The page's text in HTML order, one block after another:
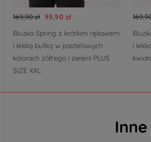
169,90 zł 99,90 zł
Bluzka Spring z krótkim rękawem
i lekką bufką w pastelowych
kolorach żółtego i zieleni PLUS
SIZE XXL
i